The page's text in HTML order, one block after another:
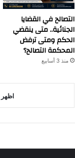
التصالح في القضايا
الجنائية.. متى ينقضي
الحكم ومتى ترفض
المحكمة التصالح؟
منذ 3 أسابيع
اظهر